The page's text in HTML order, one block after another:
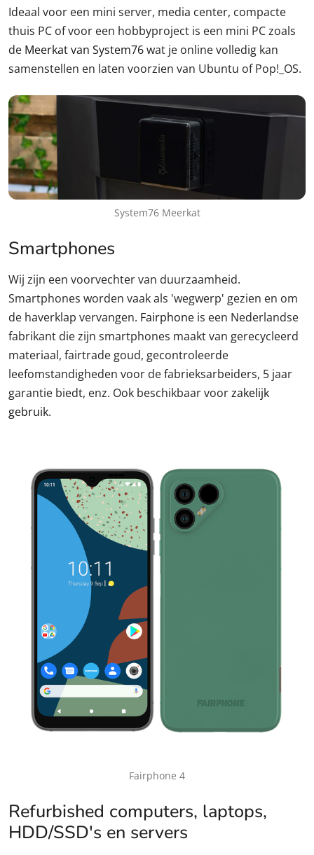
Ideaal voor een mini server, media center, compacte
thuis PC of voor een hobbyproject is een mini PC zoals
de Meerkat van System76wat je online volledig kan
samenstellen en laten voorzien van Ubuntu of Pop!_OS.
System76 Meerkat
Smartphones
Wij zijn een voorvechter van duurzaamheid.
Smartphones worden vaak als 'wegwerp' gezien en om
de haverklap vervangen. Fairphone is een Nederlandse
fabrikant die zijn smartphones maakt van gerecycleerd
materiaal, fairtrade goud, gecontroleerde
leefomstandigheden voor de fabrieksarbeiders, 5 jaar
garantie biedt, enz. Ook beschikbaar voorzakelijk
gebruik.
Fairphone 4
Refurbished computers, laptops,
HDD/SSD's en servers